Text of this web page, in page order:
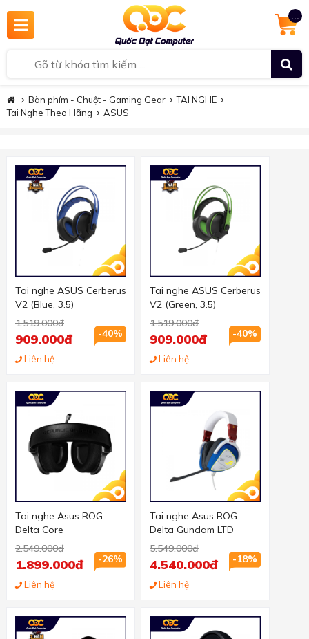
...
Bàn phím - Chuột - Gaming Gear
TAI NGHE
Tai Nghe Theo Hãng
ASUS
Tai nghe ASUS Cerberus
V2 (Blue, 3.5)
1.519.000đ
-40%
909.000đ
Liên hệ
Tai nghe ASUS Cerberus
V2 (Green, 3.5)
1.519.000đ
-40%
909.000đ
Liên hệ
Tai nghe Asus ROG
Delta Core
2.549.000đ
-26%
1.899.000đ
Liên hệ
Tai nghe Asus ROG
Delta Gundam LTD
5.549.000đ
-18%
4.540.000đ
Liên hệ